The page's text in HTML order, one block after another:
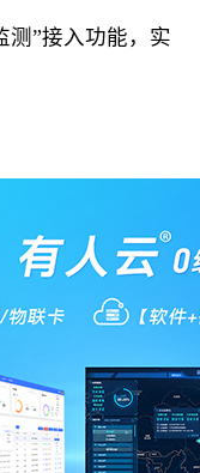
”接入功能，实